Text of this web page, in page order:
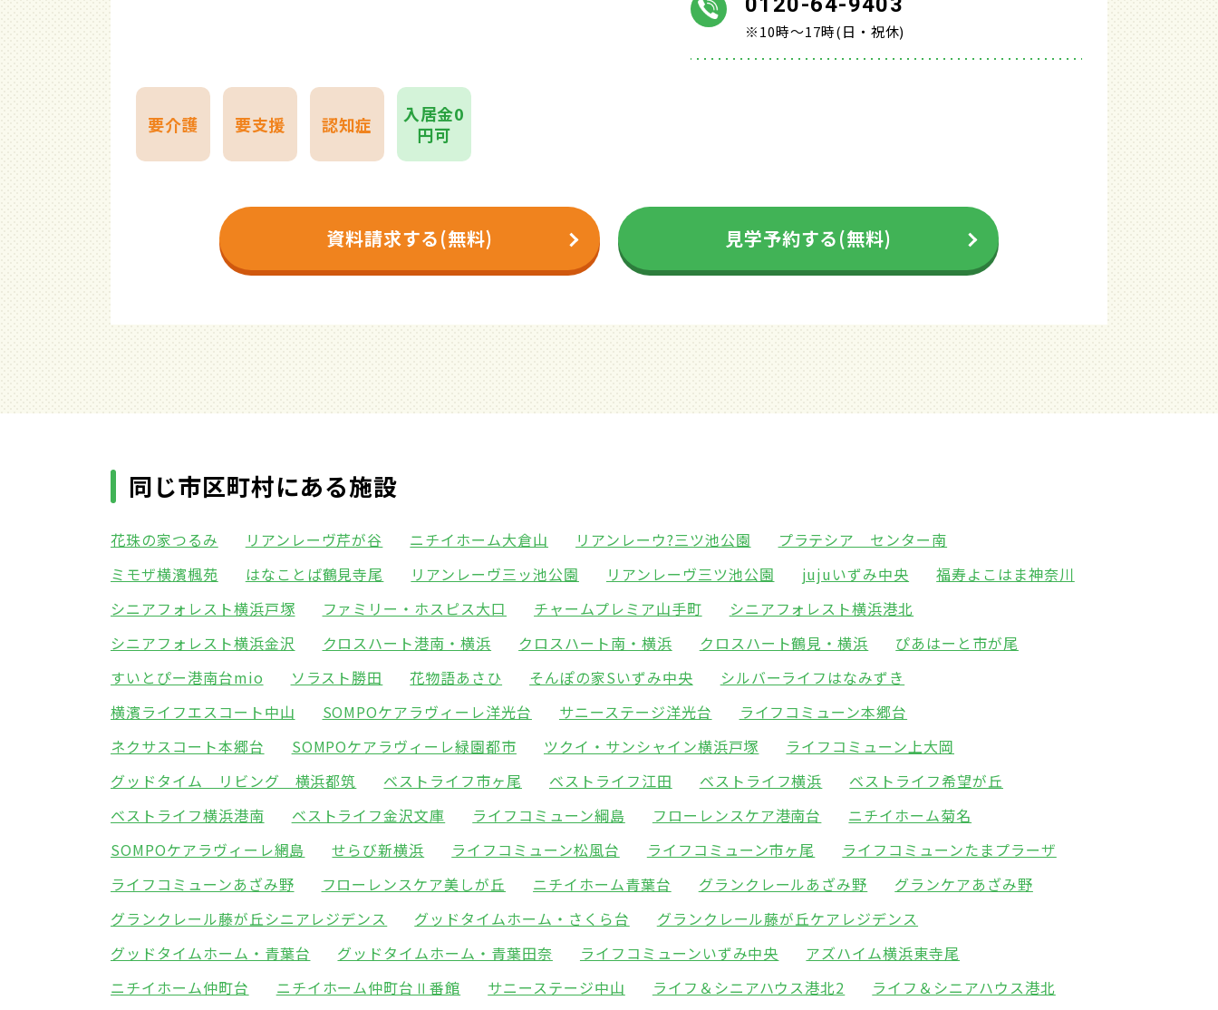
※10時～17時(日・祝休)
要介護 要支援 認知症
入居金0
円可
資料請求する(無料) 見学予約する(無料)
同じ市区町村にある施設
花珠の家つるみ リアンレーヴ芹が谷 ニチイホーム大倉山 リアンレーウ?三ツ池公園
プラテシア センター南
ミモザ横濱楓苑
はなことば鶴見寺尾 リアンレーヴ三ッ池公園 リアンレーヴ三ツ池公園 jujuいずみ中央
福寿よこはま神奈川
シニアフォレスト横浜戸塚
ファミリー・ホスピス大口 チャームプレミア山手町
シニアフォレスト横浜港北
シニアフォレスト横浜金沢
クロスハート港南・横浜 クロスハート南・横浜 クロスハート鶴見・横浜
ぴあはーと市が尾
すいとぴー港南台mio
ソラスト勝田 花物語あさひ そんぽの家Sいずみ中央
シルバーライフはなみずき
横濱ライフエスコート中山
SOMPOケアラヴィーレ洋光台 サニーステージ洋光台
ライフコミューン本郷台
ネクサスコート本郷台
SOMPOケアラヴィーレ緑園都市 ツクイ・サンシャイン横浜戸塚
ライフコミューン上大岡
グッドタイム リビング 横浜都筑
ベストライフ市ヶ尾 ベストライフ江田 ベストライフ横浜
ベストライフ希望が丘
ベストライフ横浜港南
ベストライフ金沢文庫 ライフコミューン綱島 フローレンスケア港南台
ニチイホーム菊名
SOMPOケアラヴィーレ網島
せらび新横浜 ライフコミューン松風台 ライフコミューン市ヶ尾
ライフコミューンたまプラーザ
ライフコミューンあざみ野
フローレンスケア美しが丘 ニチイホーム青葉台 グランクレールあざみ野
グランケアあざみ野
グランクレール藤が丘シニアレジデンス
グッドタイムホーム・さくら台
グランクレール藤が丘ケアレジデンス
グッドタイムホーム・青葉台
グッドタイムホーム・青葉田奈 ライフコミューンいずみ中央
アズハイム横浜東寺尾
ニチイホーム仲町台
ニチイホーム仲町台Ⅱ番館 サニーステージ中山 ライフ＆シニアハウス港北2
ライフ＆シニアハウス港北